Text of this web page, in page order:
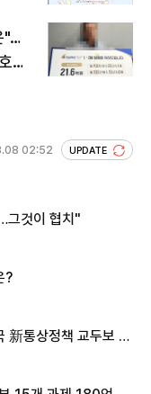
"…
조
02:52 UPDATE
그것이 협치"
?
新통상정책 교두보 활